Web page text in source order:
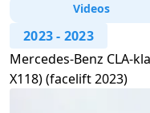
Videos
2023- 2023
Mercedes-Benz CLA-
X118) (facelift 2023)